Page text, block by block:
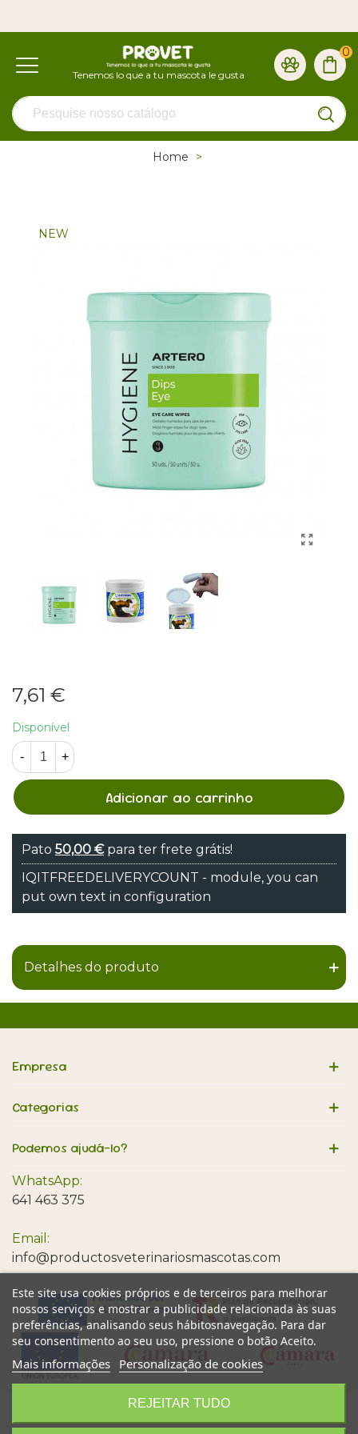
0
Home >
NEW
7,61 €
Disponível
- +
Adicionar ao carrinho
Pato 50,00 €para ter frete grátis!
IQITFREEDELIVERYCOUNT - module, you can
put own text in configuration
Detalhes do produto
Este site usa cookies próprios e de terceiros para melhorar
nossos serviços e mostrar a publicidade relacionada às suas
preferências, analisando seus hábitosnavegação. Para dar
seu consentimento ao seu uso, pressione o botão Aceito.
Mais informações Personalização de cookies
REJEITAR TUDO
Empresa
Categorias
Podemos ajudá-lo?
WhatsApp:
641 463 375
Email:
info@productosveterinariosmascotas.com